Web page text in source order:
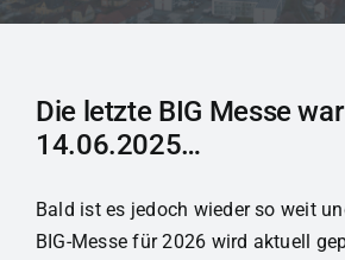
Die letzte BIG Messe
14.06.2025…
Bald ist es jedoch wieder so weit
BIG-Messe für 2026 wird aktuell